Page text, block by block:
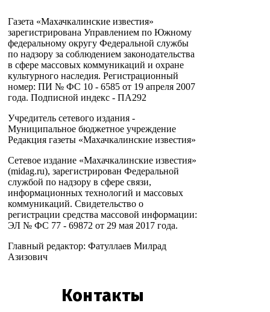
Газета «Махачкалинские известия»
зарегистрирована Управлением по Южному
федеральному округу Федеральной службы
по надзору за соблюдением законодательства
в сфере массовых коммуникаций и охране
культурного наследия. Регистрационный
номер: ПИ № ФС 10 - 6585 от 19 апреля 2007
года. Подписной индекс - ПА292
Учредитель сетевого издания -
Муниципальное бюджетное учреждение
Редакция газеты «Махачкалинские известия»
Сетевое издание «Махачкалинские известия»
(midag.ru), зарегистрирован Федеральной
службой по надзору в сфере связи,
информационных технологий и массовых
коммуникаций. Свидетельство о
регистрации средства массовой информации:
ЭЛ № ФС 77 - 69872 от 29 мая 2017 года.
Главный редактор: Фатуллаев Милрад
Азизович
Контакты